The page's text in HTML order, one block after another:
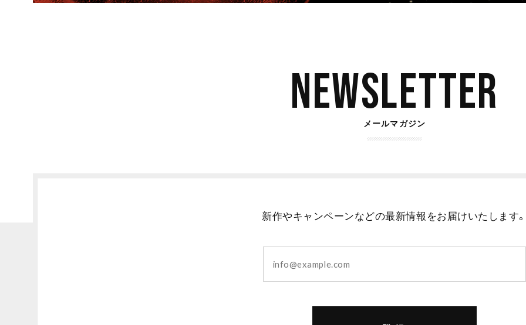
Newsletter
メールマガジン
新作やキャンペーンなどの最新情報をお届けいたします